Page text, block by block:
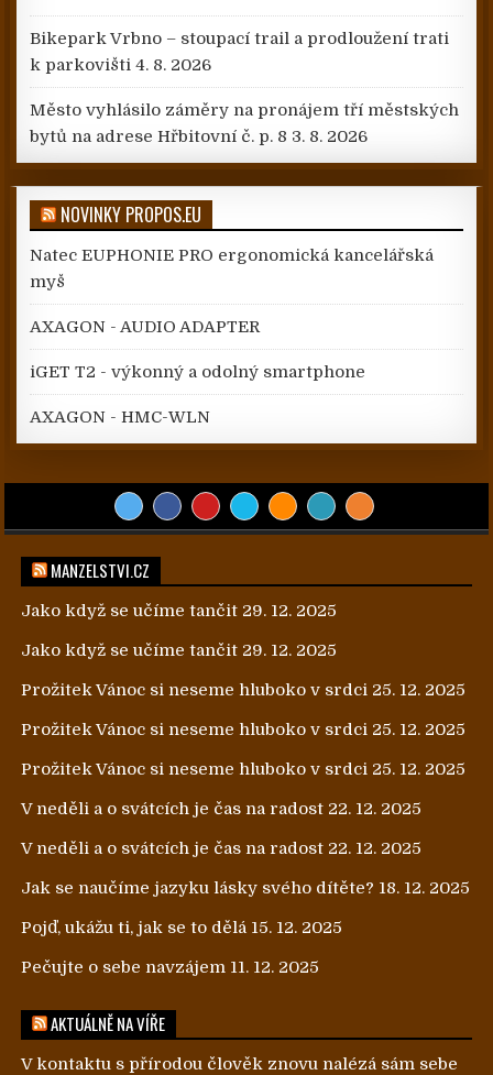
Bikepark Vrbno – stoupací trail a prodloužení trati
k parkovišti 4. 8. 2026
Město vyhlásilo záměry na pronájem tří městských
bytů na adrese Hřbitovní č. p. 8 3. 8. 2026
NOVINKY PROPOS.EU
Natec EUPHONIE PRO ergonomická kancelářská
myš
AXAGON - AUDIO ADAPTER
iGET T2 - výkonný a odolný smartphone
AXAGON - HMC-WLN
MANZELSTVI.CZ
Jako když se učíme tančit 29. 12. 2025
Jako když se učíme tančit 29. 12. 2025
Prožitek Vánoc si neseme hluboko v srdci 25. 12. 2025
Prožitek Vánoc si neseme hluboko v srdci 25. 12. 2025
Prožitek Vánoc si neseme hluboko v srdci 25. 12. 2025
V neděli a o svátcích je čas na radost 22. 12. 2025
V neděli a o svátcích je čas na radost 22. 12. 2025
Jak se naučíme jazyku lásky svého dítěte? 18. 12. 2025
Pojď, ukážu ti, jak se to dělá 15. 12. 2025
Pečujte o sebe navzájem 11. 12. 2025
AKTUÁLNĚ NA VÍŘE
V kontaktu s přírodou člověk znovu nalézá sám sebe